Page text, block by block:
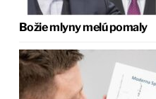
Božie mlyny melú pomaly